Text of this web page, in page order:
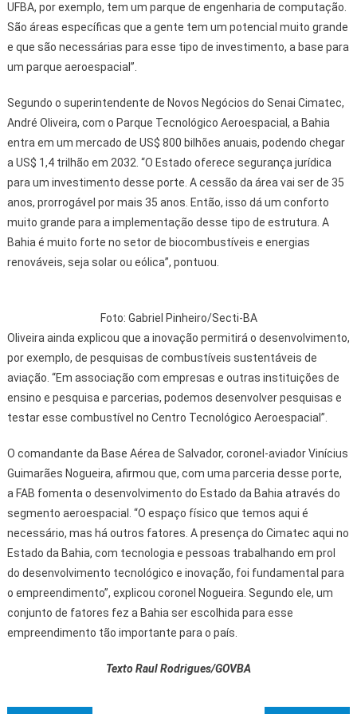
UFBA, por exemplo, tem um parque de engenharia de computação.
São áreas específicas que a gente tem um potencial muito grande
e que são necessárias para esse tipo de investimento, a base para
um parque aeroespacial”.
Segundo o superintendente de Novos Negócios do Senai Cimatec,
André Oliveira, com o Parque Tecnológico Aeroespacial, a Bahia
entra em um mercado de US$ 800 bilhões anuais, podendo chegar
a US$ 1,4 trilhão em 2032. “O Estado oferece segurança jurídica
para um investimento desse porte. A cessão da área vai ser de 35
anos, prorrogável por mais 35 anos. Então, isso dá um conforto
muito grande para a implementação desse tipo de estrutura. A
Bahia é muito forte no setor de biocombustíveis e energias
renováveis, seja solar ou eólica”, pontuou.
Foto: Gabriel Pinheiro/Secti-BA
Oliveira ainda explicou que a inovação permitirá o desenvolvimento,
por exemplo, de pesquisas de combustíveis sustentáveis de
aviação. “Em associação com empresas e outras instituições de
ensino e pesquisa e parcerias, podemos desenvolver pesquisas e
testar esse combustível no Centro Tecnológico Aeroespacial”.
O comandante da Base Aérea de Salvador, coronel-aviador Vinícius
Guimarães Nogueira, afirmou que, com uma parceria desse porte,
a FAB fomenta o desenvolvimento do Estado da Bahia através do
segmento aeroespacial. “O espaço físico que temos aqui é
necessário, mas há outros fatores. A presença do Cimatec aqui no
Estado da Bahia, com tecnologia e pessoas trabalhando em prol
do desenvolvimento tecnológico e inovação, foi fundamental para
o empreendimento”, explicou coronel Nogueira. Segundo ele, um
conjunto de fatores fez a Bahia ser escolhida para esse
empreendimento tão importante para o país.
Texto Raul Rodrigues/GOVBA